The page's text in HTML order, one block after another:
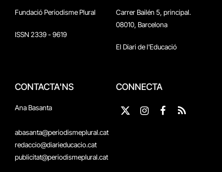
Fundació Periodisme Plural
ISSN 2339 - 9619
Carrer Bailén 5, principal.
08010, Barcelona
El Diari de l'Educació
CONTACTA'NS
Ana Basanta
abasanta@periodismeplural.cat
redaccio@diarieducacio.cat
publicitat@periodismeplural.cat
CONNECTA
X
Instagram
Facebook
RSS